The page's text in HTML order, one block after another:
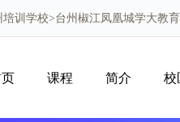
培训学校>台州椒江凤凰城学大教育
课程 简介 校